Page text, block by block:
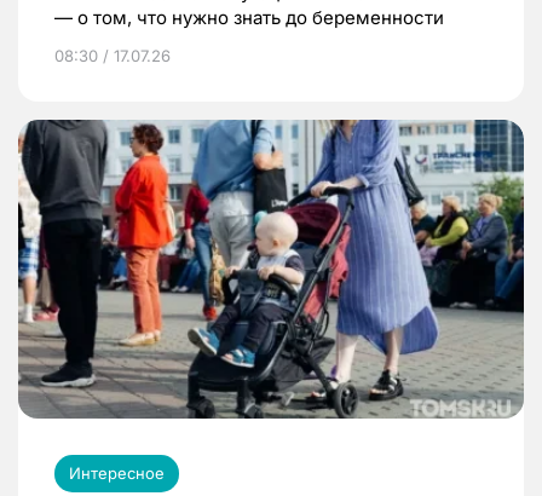
— о том, что нужно знать до беременности
08:30 / 17.07.26
Интересное